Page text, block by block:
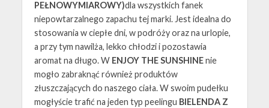
PEŁNOWYMIAROWY)dla wszystkich fanek
niepowtarzalnego zapachu tej marki. Jest idealna do
stosowania w ciepłe dni, w podróży oraz na urlopie,
a przy tym nawilża, lekko chłodzi i pozostawia
aromat na długo. W ENJOY THE SUNSHINEnie
mogło zabraknąć również produktów
złuszczających do naszego ciała. W swoim pudełku
mogłyście trafić na jeden typ peelingu BIELENDA Z